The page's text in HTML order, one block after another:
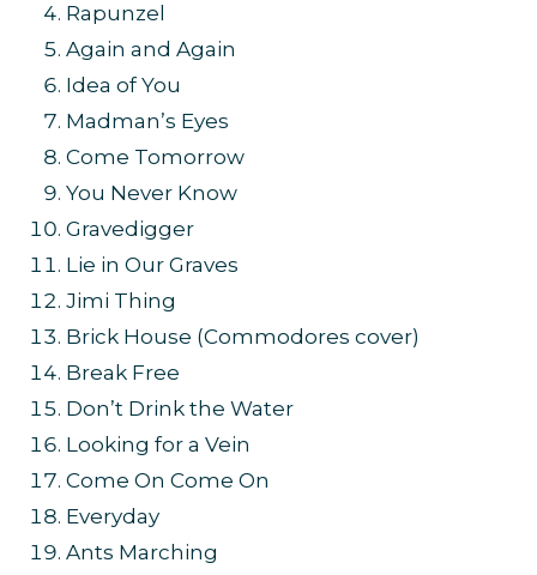
Rapunzel
Again and Again
Idea of You
Madman’s Eyes
Come Tomorrow
You Never Know
Gravedigger
Lie in Our Graves
Jimi Thing
Brick House (Commodores cover)
Break Free
Don’t Drink the Water
Looking for a Vein
Come On Come On
Everyday
Ants Marching